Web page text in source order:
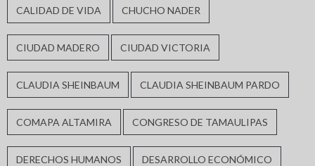
CALIDAD DE VIDA CHUCHO NADER
CIUDAD MADERO CIUDAD VICTORIA
CLAUDIA SHEINBAUM CLAUDIA SHEINBAUM PARDO
COMAPA ALTAMIRA CONGRESO DE TAMAULIPAS
DERECHOS HUMANOS DESARROLLO ECONÓMICO